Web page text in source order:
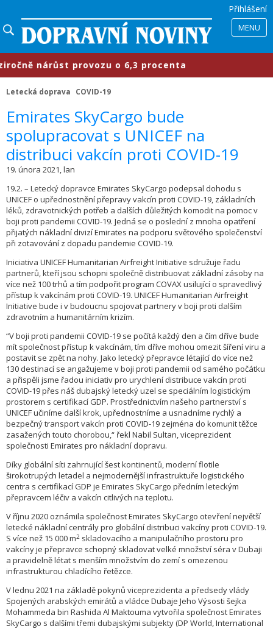
Přihlášení
MENU
nárůst provozu o 6,3 procenta
Letecká doprava COVID-19
​Emirates SkyCargo bude
spolupracovat s UNICEF na
distribuci vakcín proti COVID-19
19. února 2021, lan
19.2. – Letecký dopravce Emirates SkyCargo podepsal dohodu s
UNICEF o upřednostnění přepravy vakcín proti COVID-19, základních
léků, zdravotnických potřeb a dalších důležitých komodit na pomoc v
boji proti pandemii COVID-19. Jedná se o poslední z mnoha opatření
přijatých nákladní divizí Emirates na podporu světového společenství
při zotavování z dopadu pandemie COVID-19.
Iniciativa UNICEF Humanitarian Airfreight Initiative sdružuje řadu
partnerů, kteří jsou schopni společně distribuovat základní zásoby na
více než 100 trhů a tím podpořit program COVAX usilující o spravedlivý
přístup k vakcínám proti COVID-19. UNICEF Humanitarian Airfreight
Initiative bude i v budoucnu spojovat partnery v boji proti dalším
zdravotním a humanitárním krizím.
“V boji proti pandemii COVID-19 se počítá každý den a čím dříve bude
mít společnost přístup k vakcínám, tím dříve mohou omezit šíření viru a
postavit se zpět na nohy. Jako letecký přepravce létající do více než
130 destinací se angažujeme v boji proti pandemii od samého počátku
a přispěli jsme řadou iniciativ pro urychlení distribuce vakcín proti
COVID-19 přes náš dubajský letecký uzel se speciálním logistickým
prostorem s certifikací GDP. Prostřednictvím našeho partnerství s
UNICEF učiníme další krok, upřednostníme a usnadníme rychlý a
bezpečný transport vakcín proti COVID-19 zejména do komunit těžce
zasažených touto chorobou,“ řekl Nabil Sultan, viceprezident
společnosti Emirates pro nákladní dopravu.
Díky globální síti zahrnující šest kontinentů, moderní flotile
širokotrupých letadel a nejmodernější infrastruktuře logistického
centra s certifikací GDP je Emirates SkyCargo předním leteckým
přepravcem léčiv a vakcín citlivých na teplotu.
V říjnu 2020 oznámila společnost Emirates SkyCargo otevření největší
letecké nákladní centrály pro globální distribuci vakcíny proti COVID-19.
S více než 15 000 m2 skladovacího a manipulačního prostoru pro
vakcíny je přepravce schopný skladovat velké množství séra v Dubaji
a pravidelně létat s menším množstvím do zemí s omezenou
infrastrukturou chladícího řetězce.
V lednu 2021 na základě pokynů viceprezidenta a předsedy vlády
Spojených arabských emirátů a vládce Dubaje Jeho Výsosti šejka
Mohammeda bin Rashida Al Maktouma vytvořila společnost Emirates
SkyCargo s dalšími třemi dubajskými subjekty (DP World, International